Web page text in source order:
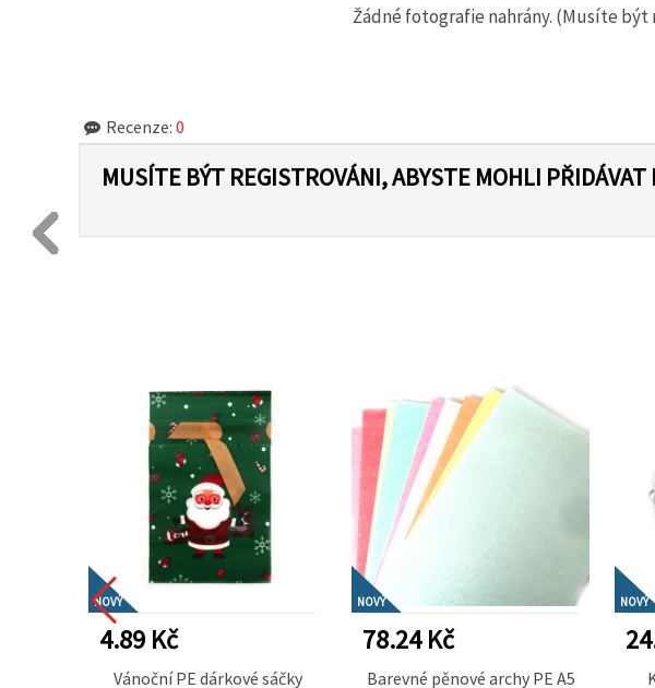
Žádné fotografie nahrány. (Musíte
Recenze: 0
MUSÍTE BÝT REGISTROVÁNI, ABYSTE MOHLI
NOVÝ
4.89 Kč
Vánoční PE dárkové sáčky
NOVÝ
78.24 Kč
Barevné pěnové archy PE A5
NOVÝ